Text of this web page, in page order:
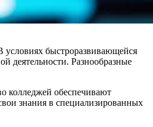
условиях быстроразвивающейся
деятельности. Разнообразные
колледжей обеспечивают
знания в специализированных